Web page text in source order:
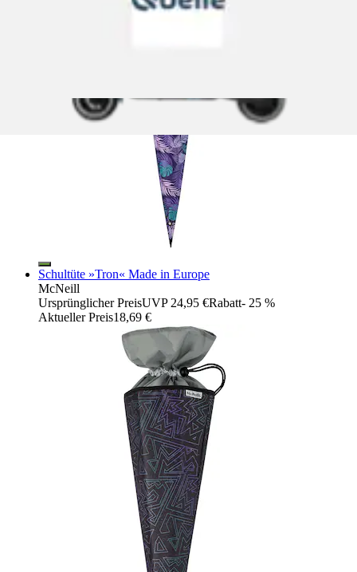
Schultüte »Tron« Made in Europe
McNeill
Ursprünglicher PreisUVP 24,95 €Rabatt- 25 %
Aktueller Preis18,69 €